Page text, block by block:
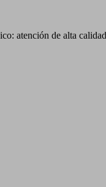
atención de alta